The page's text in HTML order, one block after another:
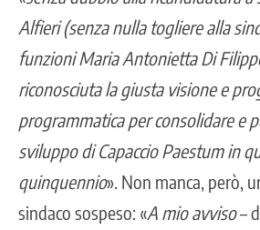
Alfieri (senza nulla togliere alla
funzioni Maria Antonietta Di
riconosciuta la giusta visione e
programmatica per consolidare e
sviluppo di Capaccio Paestum in
quinquennio». Non manca, però,
sindaco sospeso: «A mio avviso–